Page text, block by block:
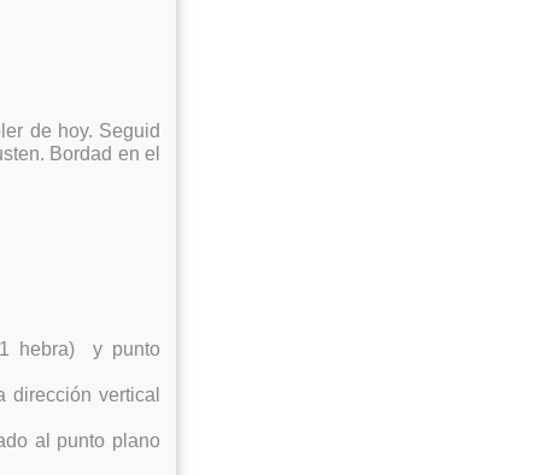
de hoy. Seguid
Bordad en el
hebra) y punto
dirección vertical
al punto plano